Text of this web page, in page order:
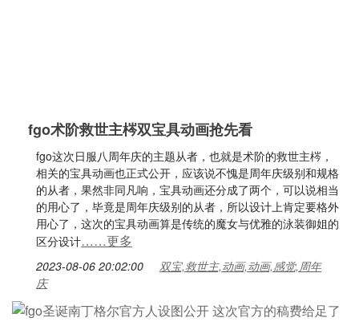
fgo术阶救世主梣双宝具动画抢先看
fgo这次日服八周年庆的主题从者，也就是术阶的救世主梣，
相关的宝具动画也正式公开，应该说不愧是周年庆级别和规格
的从者，果然非同凡响，宝具动画还分成了两个，可以说相当
的用心了，毕竟是周年庆级别的从者，所以设计上肯定要格外
用心了，这次的宝具动画算是传统的魔女与优雅的泳装御姐的
区分设计……更多
2023-08-06 20:02:00
双宝,救世主,动画,动画,感觉,周年
庆